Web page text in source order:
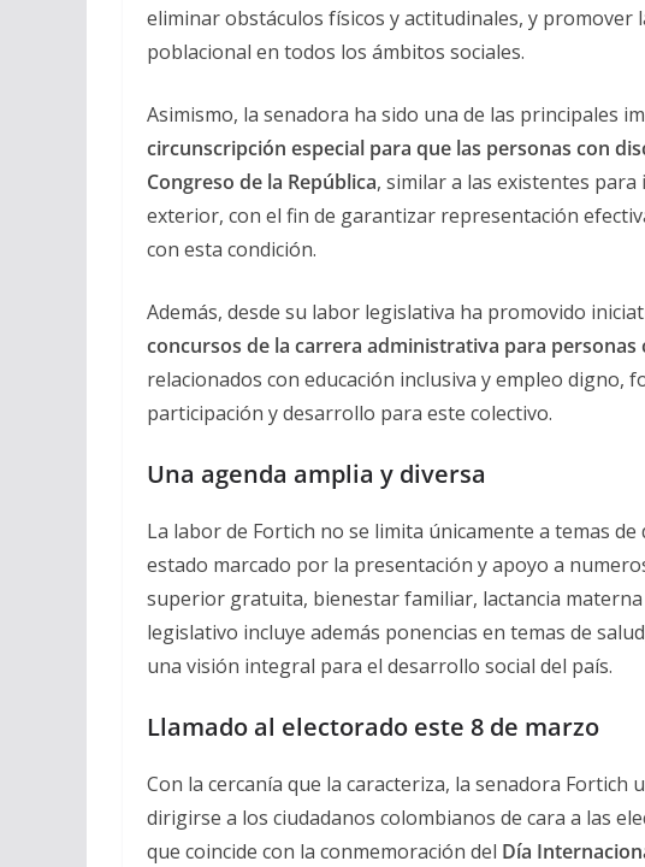
eliminar obstáculos físicos y actitudinales, y promover
poblacional en todos los ámbitos sociales.
Asimismo, la senadora ha sido una de las principales
circunscripción especial para que las personas con
Congreso de la República, similar a las existentes
exterior, con el fin de garantizar representación
con esta condición.
Además, desde su labor legislativa ha promovido
concursos de la carrera administrativa para personas
relacionados con educación inclusiva y empleo digno,
participación y desarrollo para este colectivo.
Una agenda amplia y diversa
La labor de Fortich no se limita únicamente a temas
estado marcado por la presentación y apoyo a
superior gratuita, bienestar familiar, lactancia
legislativo incluye además ponencias en temas de
una visión integral para el desarrollo social del país.
Llamado al electorado este 8 de marzo
Con la cercanía que la caracteriza, la senadora Fortich
dirigirse a los ciudadanos colombianos de cara a las
que coincide con la conmemoración del Día